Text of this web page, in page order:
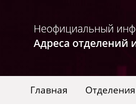
Главная Отделения